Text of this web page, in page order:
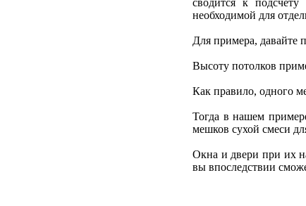
необходимой для
Для примера, давайте
Высоту потолков
Как правило, одного
Тогда в нашем
мешков сухой смеси
Окна и двери при их
вы впоследствии